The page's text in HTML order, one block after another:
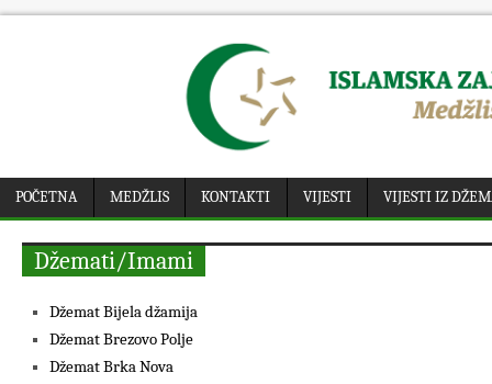
POČETNA MEDŽLIS KONTAKTI VIJESTI VIJESTI IZ
Džemati/Imami
Džemat Bijela džamija
Džemat Brezovo Polje
Džemat Brka Nova